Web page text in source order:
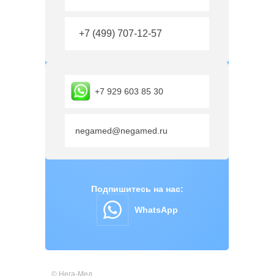
+7 (499) 707-12-57
+7 929 603 85 30
negamed@negamed.ru
Подпишитесь на нас:
WhatsApp
© Нега-Мед